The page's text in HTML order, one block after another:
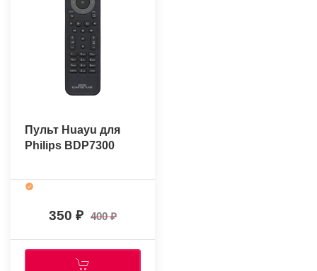
Пульт Huayu для
Philips BDP7300
350 400